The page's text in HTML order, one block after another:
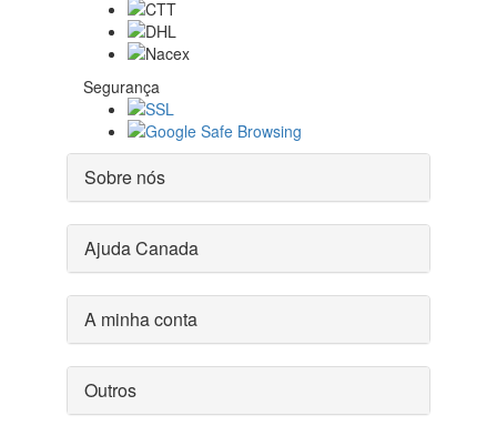
Segurança
Sobre nós
Ajuda Canada
A minha conta
Outros